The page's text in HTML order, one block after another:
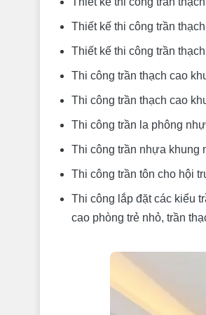
Thiết kế thi công trần
Thiết kế thi công trần
Thi công trần thạch cao
Thi công trần thạch cao
Thi công trần la phông
Thi công trần nhựa khung
Thi công trần tôn cho hội
Thi công lắp đặt các kiểu
cao phòng trẻ nhỏ, trần